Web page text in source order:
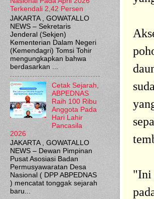
"Ini
Terkendali 2,42 Persen
JAKARTA , GOWATALLO
NEWS – Sekretaris
Jenderal (Sekjen)
Kementerian Dalam Negeri
(Kemendagri) Tomsi Tohir
mengungkapkan bahwa
berdasarkan ...
Cetak Sejarah,
ABPEDNAS
Raih 100 Ribu
Anggota Pada
Hari Lahir
Pancasila
2026
JAKARTA , GOWATALLO
NEWS – Dewan Pimpinan
Pusat Asosiasi Badan
Permusyawaratan Desa
Nasional ( DPP ABPEDNAS
) mencatat tonggak sejarah
baru...